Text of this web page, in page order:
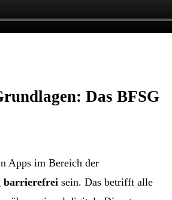
Das BFSG
Apps im Bereich der
barrierefrei sein. Das betrifft alle